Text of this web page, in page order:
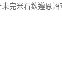
完米石欽遵恩詔